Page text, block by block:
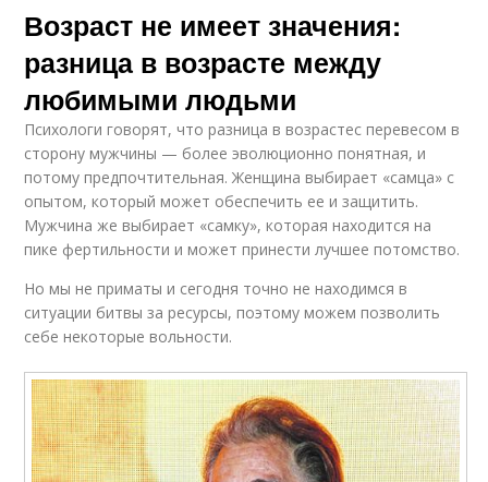
Возраст не имеет значения:
разница в возрасте между
любимыми людьми
Психологи говорят, что разница в возрастес перевесом в
сторону мужчины — более эволюционно понятная, и
потому предпочтительная. Женщина выбирает «самца» с
опытом, который может обеспечить ее и защитить.
Мужчина же выбирает «самку», которая находится на
пике фертильности и может принести лучшее потомство.
Но мы не приматы и сегодня точно не находимся в
ситуации битвы за ресурсы, поэтому можем позволить
себе некоторые вольности.